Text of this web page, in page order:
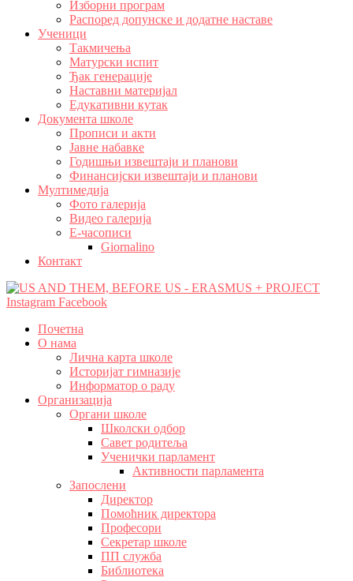
Изборни програм
Распоред допунске и додатне наставе
Ученици
Такмичења
Матурски испит
Ђак генерације
Наставни материјал
Едукативни кутак
Документа школе
Прописи и акти
Јавне набавке
Годишњи извештаји и планови
Финансијски извештаји и планови
Мултимедија
Фото галерија
Видео галерија
Е-часописи
Giornalino
Контакт
Instagram Facebook
Почетна
О нама
Лична карта школе
Историјат гимназије
Информатор о раду
Организација
Органи школе
Школски одбор
Савет родитеља
Ученички парламент
Активности парламента
Запослени
Директор
Помоћник директора
Професори
Секретар школе
ПП служба
Библиотека